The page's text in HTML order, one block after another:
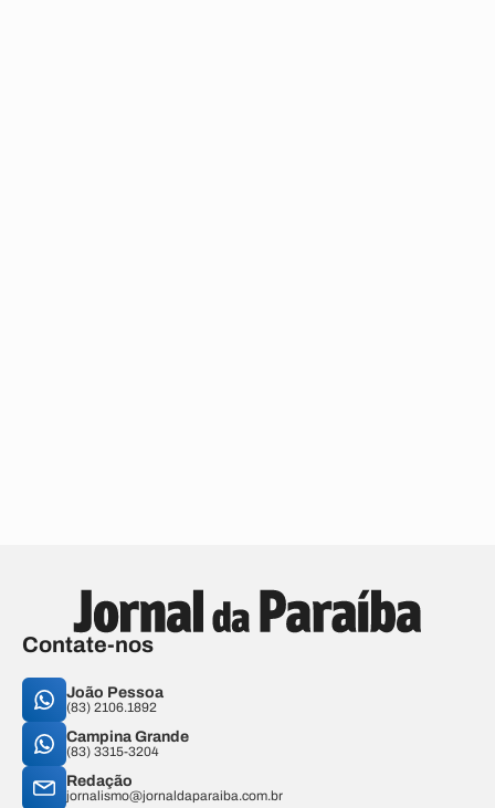
Contate-nos
João Pessoa
(83) 2106.1892
Campina Grande
(83) 3315-3204
Redação
jornalismo@jornaldaparaiba.com.br